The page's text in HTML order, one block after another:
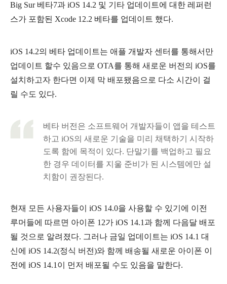
Big Sur 베타7과 iOS 14.2 및 기타 업데이트에 대한 레퍼런
스가 포함된 Xcode 12.2 베타를 업데이트 했다.
iOS 14.2의 베타 업데이트는 애플 개발자 센터를 통해서만
업데이트 할수 있음으로 OTA를 통해 새로운 버전의 iOS를
설치하고자 한다면 이제 막 배포됐음으로 다소 시간이 걸
릴 수도 있다.
베타 버전은 소프트웨어 개발자들이 앱을 테스트
하고 iOS의 새로운 기술을 미리 채택하기 시작하
도록 함에 목적이 있다. 단말기를 백업하고 필요
한 경우 데이터를 지울 준비가 된 시스템에만 설
치함이 권장된다.
현재 모든 사용자들이 iOS 14.0을 사용할 수 있기에 이전
루머들에 따르면 아이폰 12가 iOS 14.1과 함께 다음달 배포
될 것으로 알려졌다. 그러나 금일 업데이트는 iOS 14.1 대
신에 iOS 14.2(정식 버전)와 함께 배송될 새로운 아이폰 이
전에 iOS 14.1이 먼저 배포될 수도 있음을 말한다.